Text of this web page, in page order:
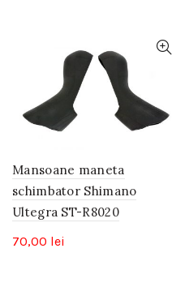
Mansoane maneta
schimbator Shimano
Ultegra ST-R8020
70,00 lei